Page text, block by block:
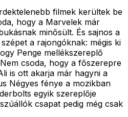
filmek kerültek be
hogy a Marvelek már
minősült. És sajnos a
a rajongóknak: mégis ki
Penge mellékszereplő
csoda, hogy a főszerepre
is ott akarja már hagyni a
Négyes fénye a mozikban
egyik szereplője
csapat pedig még csak